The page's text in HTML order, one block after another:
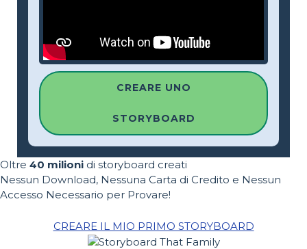
CREARE UNO
STORYBOARD
Oltre 40 milioni di storyboard creati
Nessun Download, Nessuna Carta di Credito e Nessun
Accesso Necessario per Provare!
CREARE IL MIO PRIMO STORYBOARD